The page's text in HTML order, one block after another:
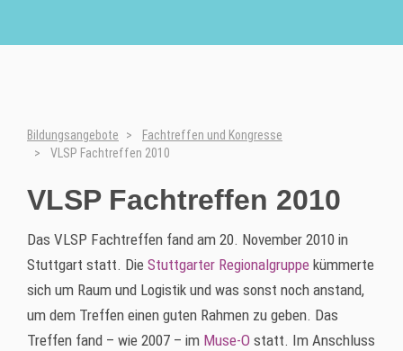
Bildungsangebote
Fachtreffen und Kongresse
VLSP Fachtreffen 2010
VLSP Fachtreffen 2010
Das VLSP Fachtreffen fand am 20. November 2010 in
Stuttgart statt. Die Stuttgarter Regionalgruppe kümmerte
sich um Raum und Logistik und was sonst noch anstand,
um dem Treffen einen guten Rahmen zu geben. Das
Treffen fand – wie 2007 – im Muse-O statt. Im Anschluss